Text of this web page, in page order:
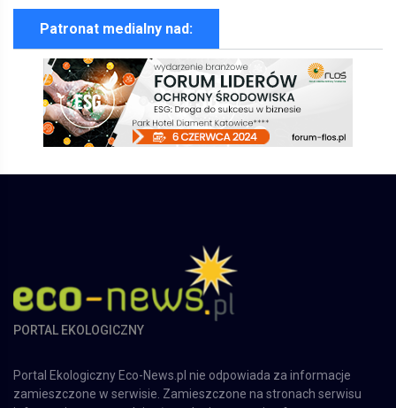
Patronat medialny nad:
PORTAL EKOLOGICZNY
Portal Ekologiczny Eco-News.pl nie odpowiada za informacje
zamieszczone w serwisie. Zamieszczone na stronach serwisu